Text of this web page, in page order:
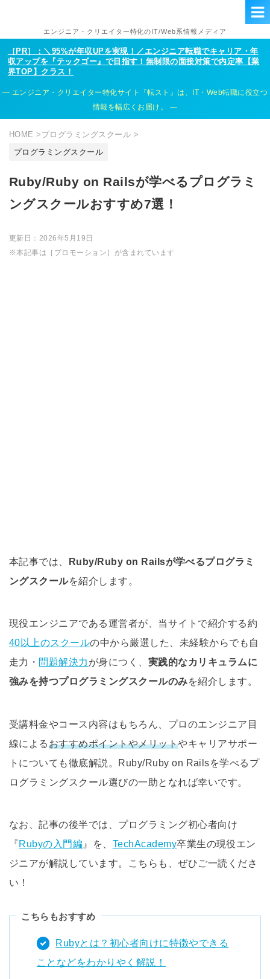
エンジニア・クリエイター特化のIT/Web系情報メディア
［PR］：＼95%が年収UPを実現！／エンジニア転職でキャリア・年
収アップを『テックゴー』で目指す！無制限の面接対策で内定率【業
界TOP】クラス！
エンジニア・クリエイター特化サイト『転スト』は、IT・Web転職に役立つ
情報を幅広くお届け。
HOME > プログラミングスクール >
プログラミングスクール
Ruby/Ruby on Railsが学べるプログラミ
ングスクールおすすめ7選！
更新日： 2026年5月19日
※本記事は［プロモーション］が含まれています
本記事では、
Ruby/Ruby on Railsが学べるプログラミ
ングスクールを紹介します。
現役エンジニアである運営者が、当サイトで紹介する約
40以上のスクールの中から厳選した、未経験からでも自
走力・ 問題解決力 が身につく、 実践的なカリキュラムに
強みを持つプログラミングスクールのみを紹介します。
受講料金やコース内容はもちろん、プロのエンジニア目
線によるおすすめポイントやメリットやキャリアサポー
トについても徹底解説。Ruby/Ruby on Railsを学べるプ
ログラミングスクール選びの一助となれば幸いです。
なお、記事の後半では、プログラミング初心者向け
『Rubyの入門編 』を、 TechAcademy卒業生の現役エン
ジニアが解説しています。こちらも、ぜひご一読くださ
い！
こちらもおすすめ
Rubyとは？初心者向けに特徴やできる
ことなどをわかりやく解説！